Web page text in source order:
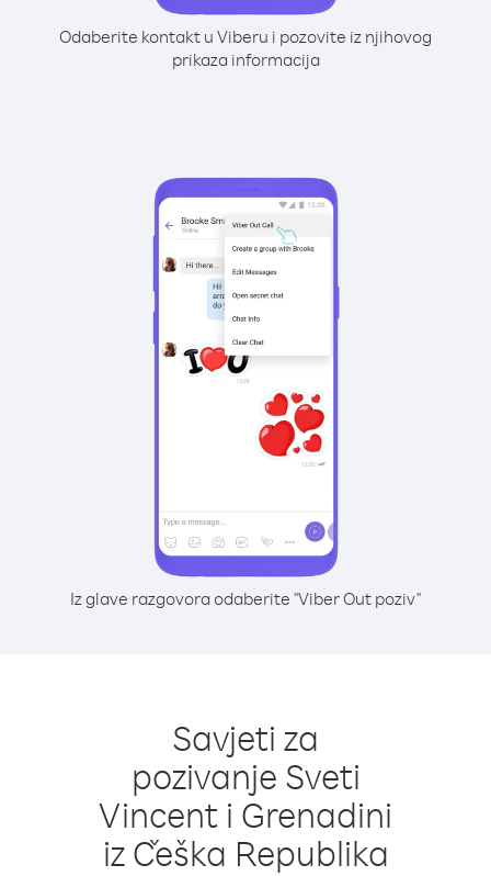
Odaberite kontakt u Viberu i pozovite iz njihovog
prikaza informacija
Iz glave razgovora odaberite "Viber Out poziv"
Savjeti za
pozivanje Sveti
Vincent i Grenadini
iz Češka Republika